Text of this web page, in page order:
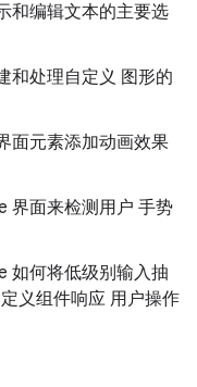
和编辑文本的主要选
和处理自定义 图形的
面元素添加动画效果
界面来检测用户 手势
如何将低级别输入抽
义组件响应 用户操作